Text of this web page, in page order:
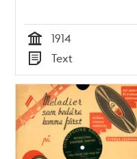
Tid
1914
Typ
Text